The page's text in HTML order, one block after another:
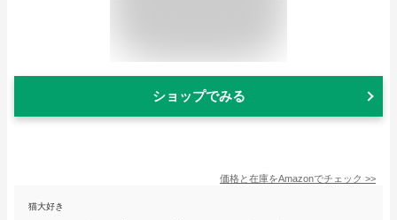
ショップでみる
価格と在庫をAmazonでチェック >>
猫大好き